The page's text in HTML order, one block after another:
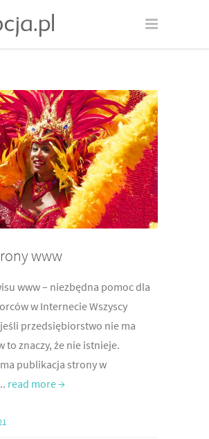
www
www – niezbędna pomoc dla
w Internecie Wszyscy
przedsiębiorstwo nie ma
to znaczy, że nie istnieje.
publikacja strony w
read more →